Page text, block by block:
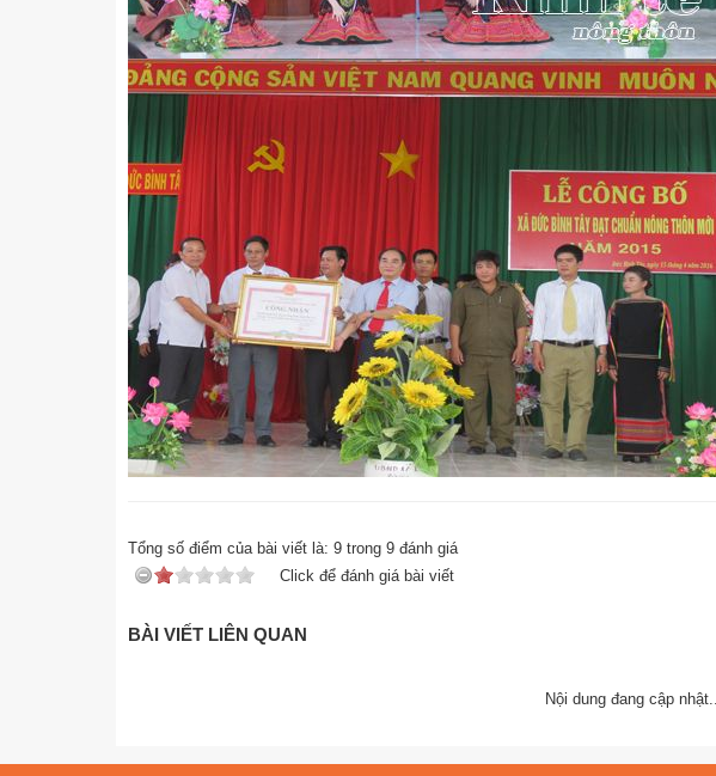
Tổng số điểm của bài viết là: 9 trong 9 đánh giá
Click để đánh giá bài viết
BÀI VIẾT LIÊN QUAN
Nội dung đang cập nhật...